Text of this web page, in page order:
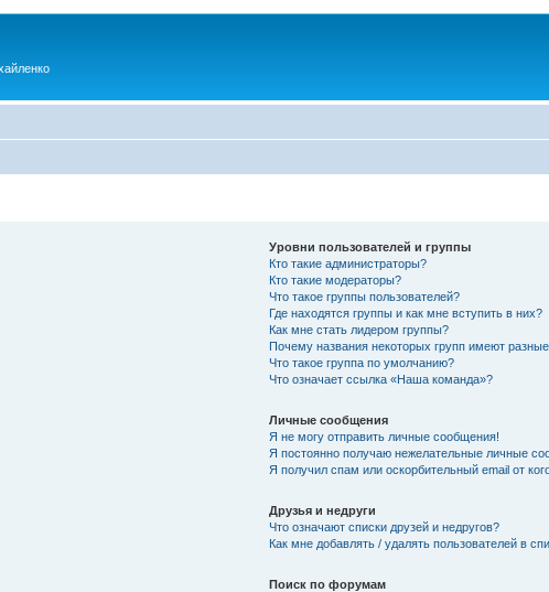
Уровни пользователей и группы
Кто такие администраторы?
Кто такие модераторы?
Что такое группы пользователей?
Где находятся группы и как мне вступить в них?
Как мне стать лидером группы?
Почему названия некоторых групп имеют
Что такое группа по умолчанию?
Что означает ссылка «Наша команда»?
Личные сообщения
Я не могу отправить личные сообщения!
Я постоянно получаю нежелательные личные
Я получил спам или оскорбительный email от
Друзья и недруги
Что означают списки друзей и недругов?
Как мне добавлять / удалять пользователей в
Поиск по форумам